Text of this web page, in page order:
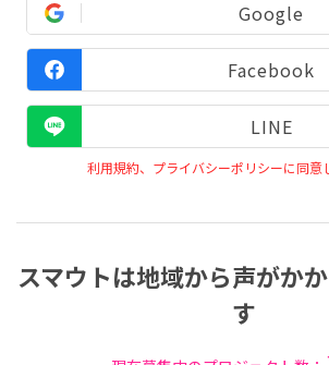
Google
Facebook
LINE
利用規約、プライバシーポリシーに同意
スマウトは地域から声がか
す